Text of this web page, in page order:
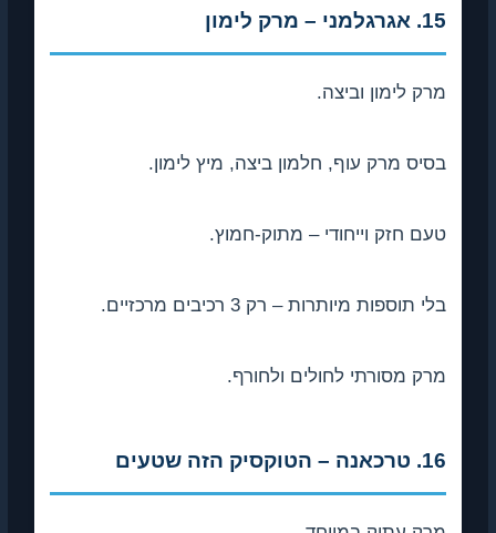
15. אגרגלמני – מרק לימון
מרק לימון וביצה.
בסיס מרק עוף, חלמון ביצה, מיץ לימון.
טעם חזק וייחודי – מתוק-חמוץ.
בלי תוספות מיותרות – רק 3 רכיבים מרכזיים.
מרק מסורתי לחולים ולחורף.
16. טרכאנה – הטוקסיק הזה שטעים